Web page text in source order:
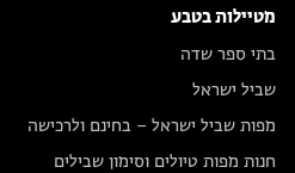
מטיילות בטבע
בתי ספר שדה
שביל ישראל
מפות שביל ישראל – בחינם ולרכישה
חנות מפות טיולים וסימון שבילים